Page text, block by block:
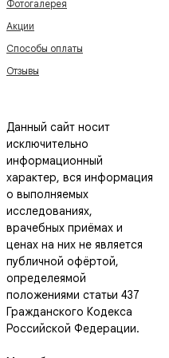
Фотогалерея
Акции
Способы оплаты
Отзывы
Данный сайт носит
исключительно
информационный
характер, вся информация
о выполняемых
исследованиях,
врачебных приёмах и
ценах на них не является
публичной офёртой,
определеямой
положениями статьи 437
Гражданского Кодекса
Российской Федерации.